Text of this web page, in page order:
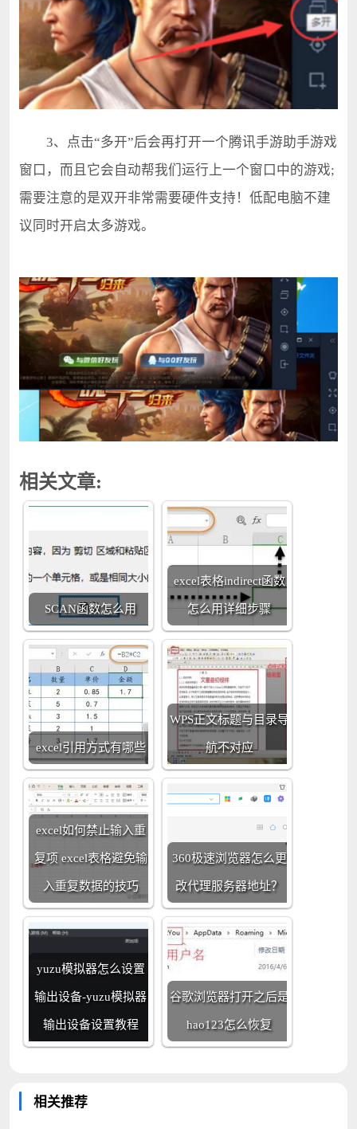
3、点击“多开”后会再打开一个腾讯手游助手游戏
窗口，而且它会自动帮我们运行上一个窗口中的游戏;
需要注意的是双开非常需要硬件支持！低配电脑不建
议同时开启太多游戏。
相关文章:
SCAN函数怎么用
excel表格indirect函数
怎么用详细步骤
excel引用方式有哪些
WPS正文标题与目录导
航不对应
excel如何禁止输入重
复项 excel表格避免输
入重复数据的技巧
360极速浏览器怎么更
改代理服务器地址？
yuzu模拟器怎么设置
输出设备-yuzu模拟器
输出设备设置教程
谷歌浏览器打开之后是
hao123怎么恢复
相关推荐